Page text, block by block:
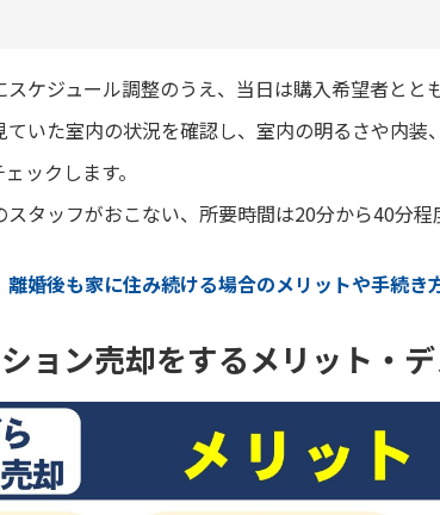
ケジュール調整のうえ、当日は購入希望者とと
いた室内の状況を確認し、室内の明るさや内
ックします。
タッフがおこない、所要時間は20分から40分程
離婚後も家に住み続ける場合のメリットや手続き
ョン売却をするメリット・